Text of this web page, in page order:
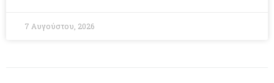
7 Αυγούστου, 2026